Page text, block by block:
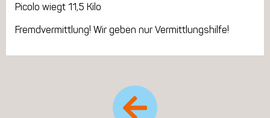
Picolo wiegt 11,5 Kilo
Fremdvermittlung! Wir geben nur Vermittlungshilfe!